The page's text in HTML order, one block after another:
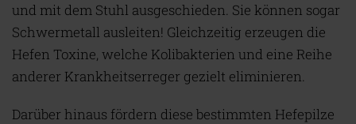
und mit dem Stuhl ausgeschieden. Sie können sogar
Schwermetall ausleiten! Gleichzeitig erzeugen die
Hefen Toxine, welche Kolibakterien und eine Reihe
anderer Krankheitserreger gezielt eliminieren.
Darüber hinaus fördern diese bestimmten Hefepilze